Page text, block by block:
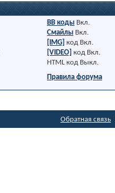
BB коды Вкл.
Смайлы Вкл.
[IMG] код Вкл.
[VIDEO] код Вкл.
HTML код Выкл.
Правила форума
Обратная связь